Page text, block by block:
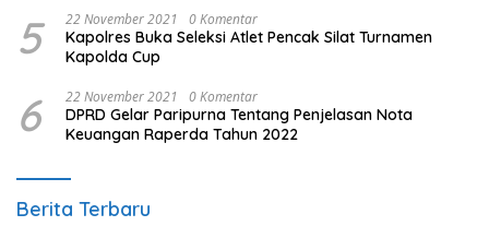
5 22 November 2021 0 Komentar
Kapolres Buka Seleksi Atlet Pencak Silat Turnamen
Kapolda Cup
6 22 November 2021 0 Komentar
DPRD Gelar Paripurna Tentang Penjelasan Nota
Keuangan Raperda Tahun 2022
Berita Terbaru